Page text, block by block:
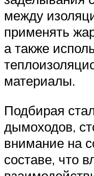
между
применять
а также
материалы.
Подбирая
дымоходов,
внимание на
составе, что